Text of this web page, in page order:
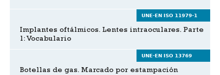
UNE-EN ISO 11979-1
Implantes oftálmicos. Lentes intraoculares. Parte
1: Vocabulario
UNE-EN ISO 13769
Botellas de gas. Marcado por estampación